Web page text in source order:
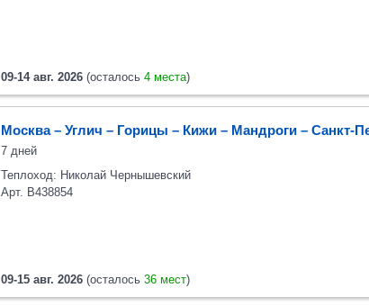
09-14 авг. 2026 (осталось 4 места)
Москва – Углич – Горицы – Кижи – Мандроги – Санкт-
7 дней
Теплоход: Николай Чернышевский
09-15 авг. 2026 (осталось 36 мест)
Арт. В438854